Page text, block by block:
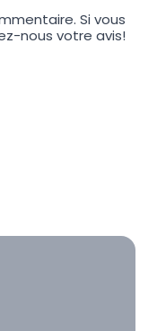
Si vous
nous votre avis!